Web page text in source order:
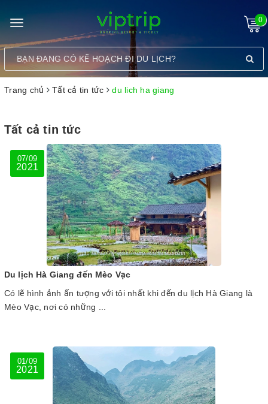
Toggle
navigation
0
Trang chủ Tất cả tin tức du lich ha giang
Tất cả tin tức
07/09
2021
Du lịch Hà Giang đến Mèo Vạc
Có lẽ hình ảnh ấn tượng với tôi nhất khi đến du lịch Hà Giang là
Mèo Vạc, nơi có những ...
01/09
2021